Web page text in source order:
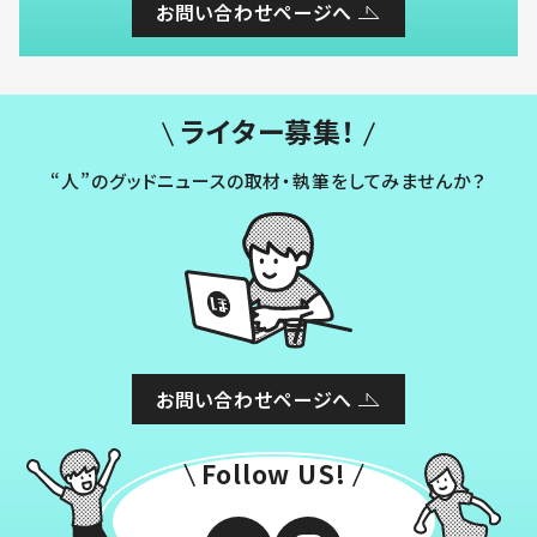
お問い合わせページへ
ライター募集！
“人”のグッドニュースの取材・執筆をしてみませんか？
お問い合わせページへ
Follow US!